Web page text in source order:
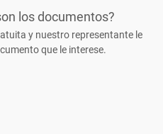
los documentos?
y nuestro representante le
que le interese.